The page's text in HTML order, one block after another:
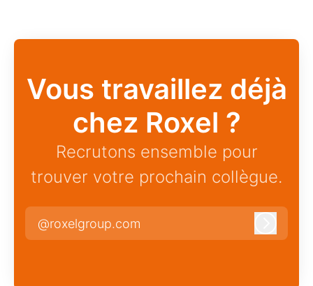
Vous travaillez déjà
chez Roxel ?
Recrutons ensemble pour
trouver votre prochain collègue.
@roxelgroup.com